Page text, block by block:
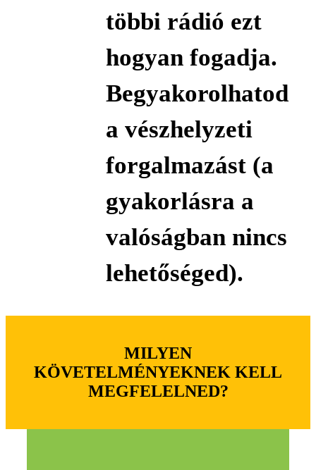
többi rádió ezt
hogyan fogadja.
Begyakorolhatod
a vészhelyzeti
forgalmazást (a
gyakorlásra a
valóságban nincs
lehetőséged).
MILYEN
KÖVETELMÉNYEKNEK KELL
MEGFELELNED?